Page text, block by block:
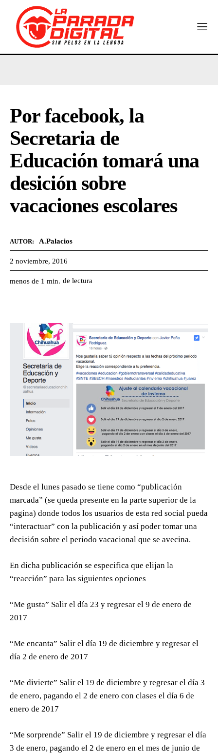
Por facebook, la
Secretaria de
Educación tomará una
desición sobre
vacaciones escolares
AUTOR: A.Palacios
2 noviembre, 2016
menos de 1 min. de lectura
Desde el lunes pasado se tiene como “publicación
marcada” (se queda presente en la parte superior de la
pagina) donde todos los usuarios de esta red social pueda
“interactuar” con la publicación y así poder tomar una
decisión sobre el periodo vacacional que se avecina.
En dicha publicación se especifica que elijan la
“reacción” para las siguientes opciones
“Me gusta” Salir el día 23 y regresar el 9 de enero de
2017
“Me encanta” Salir el día 19 de diciembre y regresar el
día 2 de enero de 2017
“Me divierte” Salir el 19 de diciembre y regresar el día 3
de enero, pagando el 2 de enero con clases el día 6 de
enero de 2017
“Me sorprende” Salir el 19 de diciembre y regresar el día
3 de enero, pagando el 2 de enero en el mes de junio de